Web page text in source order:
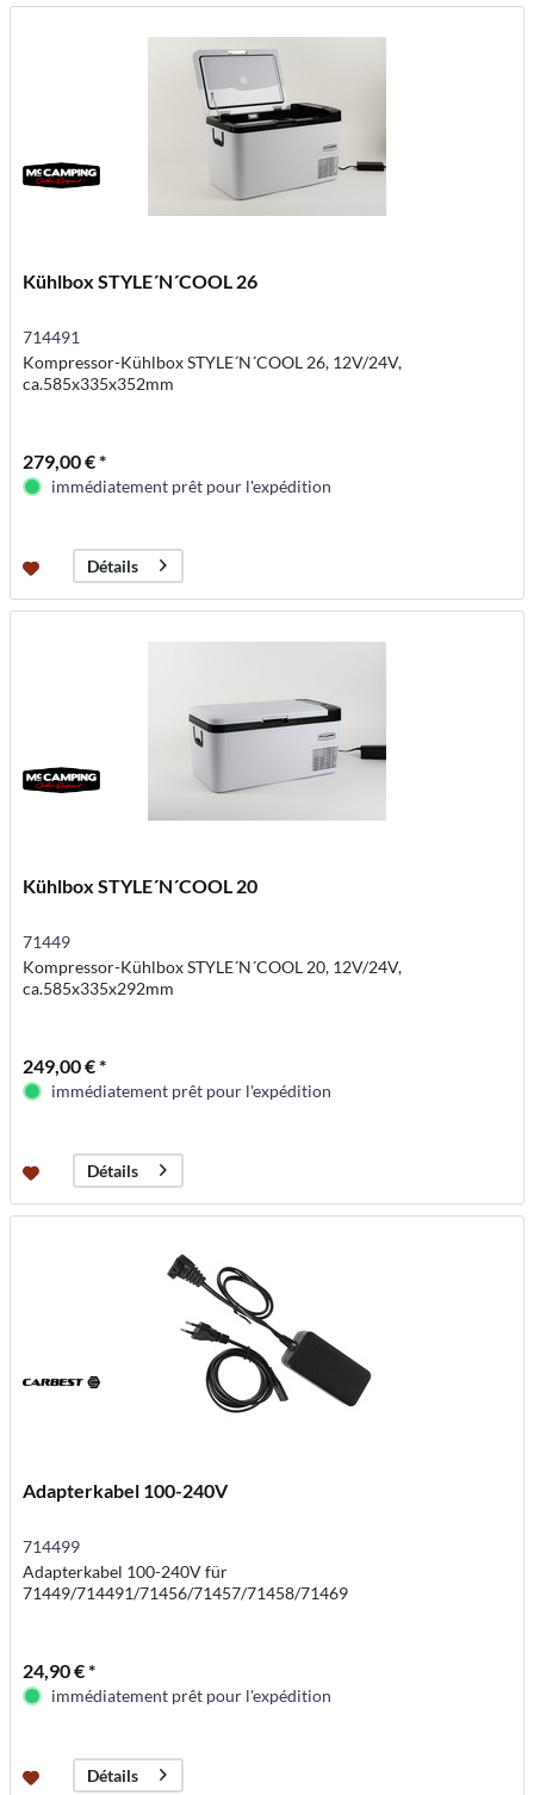
Kühlbox STYLE´N´COOL 26
714491
Kompressor-Kühlbox STYLE´N´COOL 26, 12V/24V,
ca.585x335x352mm
279,00 € *
immédiatement prêt pour l'expédition
Détails
Kühlbox STYLE´N´COOL 20
71449
Kompressor-Kühlbox STYLE´N´COOL 20, 12V/24V,
ca.585x335x292mm
249,00 € *
immédiatement prêt pour l'expédition
Détails
Adapterkabel 100-240V
714499
Adapterkabel 100-240V für
71449/714491/71456/71457/71458/71469
24,90 € *
immédiatement prêt pour l'expédition
Détails